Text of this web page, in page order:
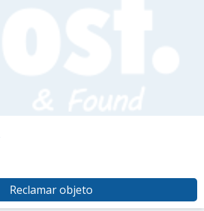
Reclamar objeto